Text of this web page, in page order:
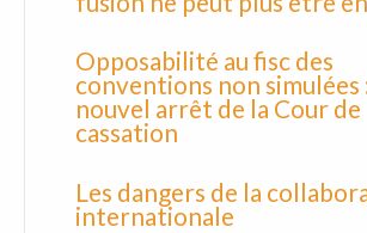
Opposabilité au fisc des
conventions non simulées
nouvel arrêt de la Cour de
cassation
Les dangers de la
internationale